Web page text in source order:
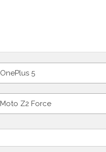
OnePlus 5
Moto Z2 Force